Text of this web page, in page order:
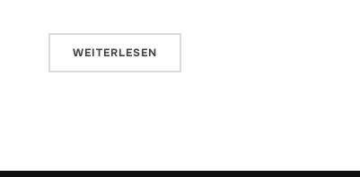
WEITERLESEN